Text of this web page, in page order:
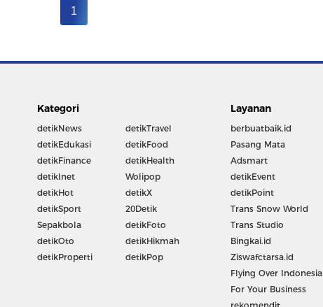
1
Kategori
detikNews
detikEdukasi
detikFinance
detikInet
detikHot
detikSport
Sepakbola
detikOto
detikProperti
detikTravel
detikFood
detikHealth
Wolipop
detikX
20Detik
detikFoto
detikHikmah
detikPop
Layanan
berbuatbaik.id
Pasang Mata
Adsmart
detikEvent
detikPoint
Trans Snow World
Trans Studio
Bingkai.id
Ziswafctarsa.id
Flying Over Indonesia
For Your Business